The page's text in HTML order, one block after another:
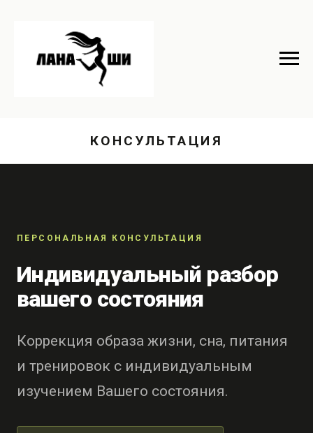
КОНСУЛЬТАЦИЯ
ПЕРСОНАЛЬНАЯ КОНСУЛЬТАЦИЯ
Индивидуальный разбор
вашего состояния
Коррекция образа жизни, сна, питания
и тренировок с индивидуальным
изучением Вашего состояния.